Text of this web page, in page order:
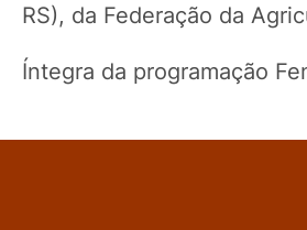
RS), da Federação da
Íntegra da programação